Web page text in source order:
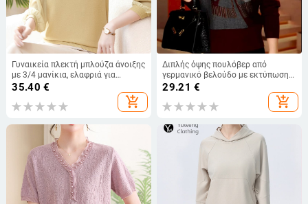
Γυναικεία πλεκτή μπλούζα άνοιξης
με 3/4 μανίκια, ελαφριά για
γυναίκες μέσης ηλικίας
35.40 €
add_shopping_cart
Διπλής όψης πουλόβερ από
γερμανικό βελούδο με εκτύπωση
μόδας για γυναίκες, φθινοπωρινό-
χειμερινό νέο μοντέλο, άνετη
γραμμή, κολακεύει τη σιλουέτα,
29.21 €
add_shopping_cart